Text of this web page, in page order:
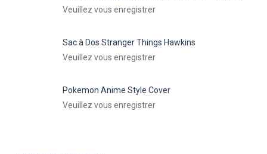
Veuillez vous enregistrer
Sac à Dos Stranger Things Hawkins
Veuillez vous enregistrer
Pokemon Anime Style Cover
Veuillez vous enregistrer